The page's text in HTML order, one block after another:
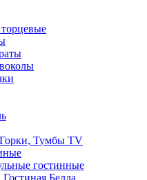
Тумбы TV
гостинные